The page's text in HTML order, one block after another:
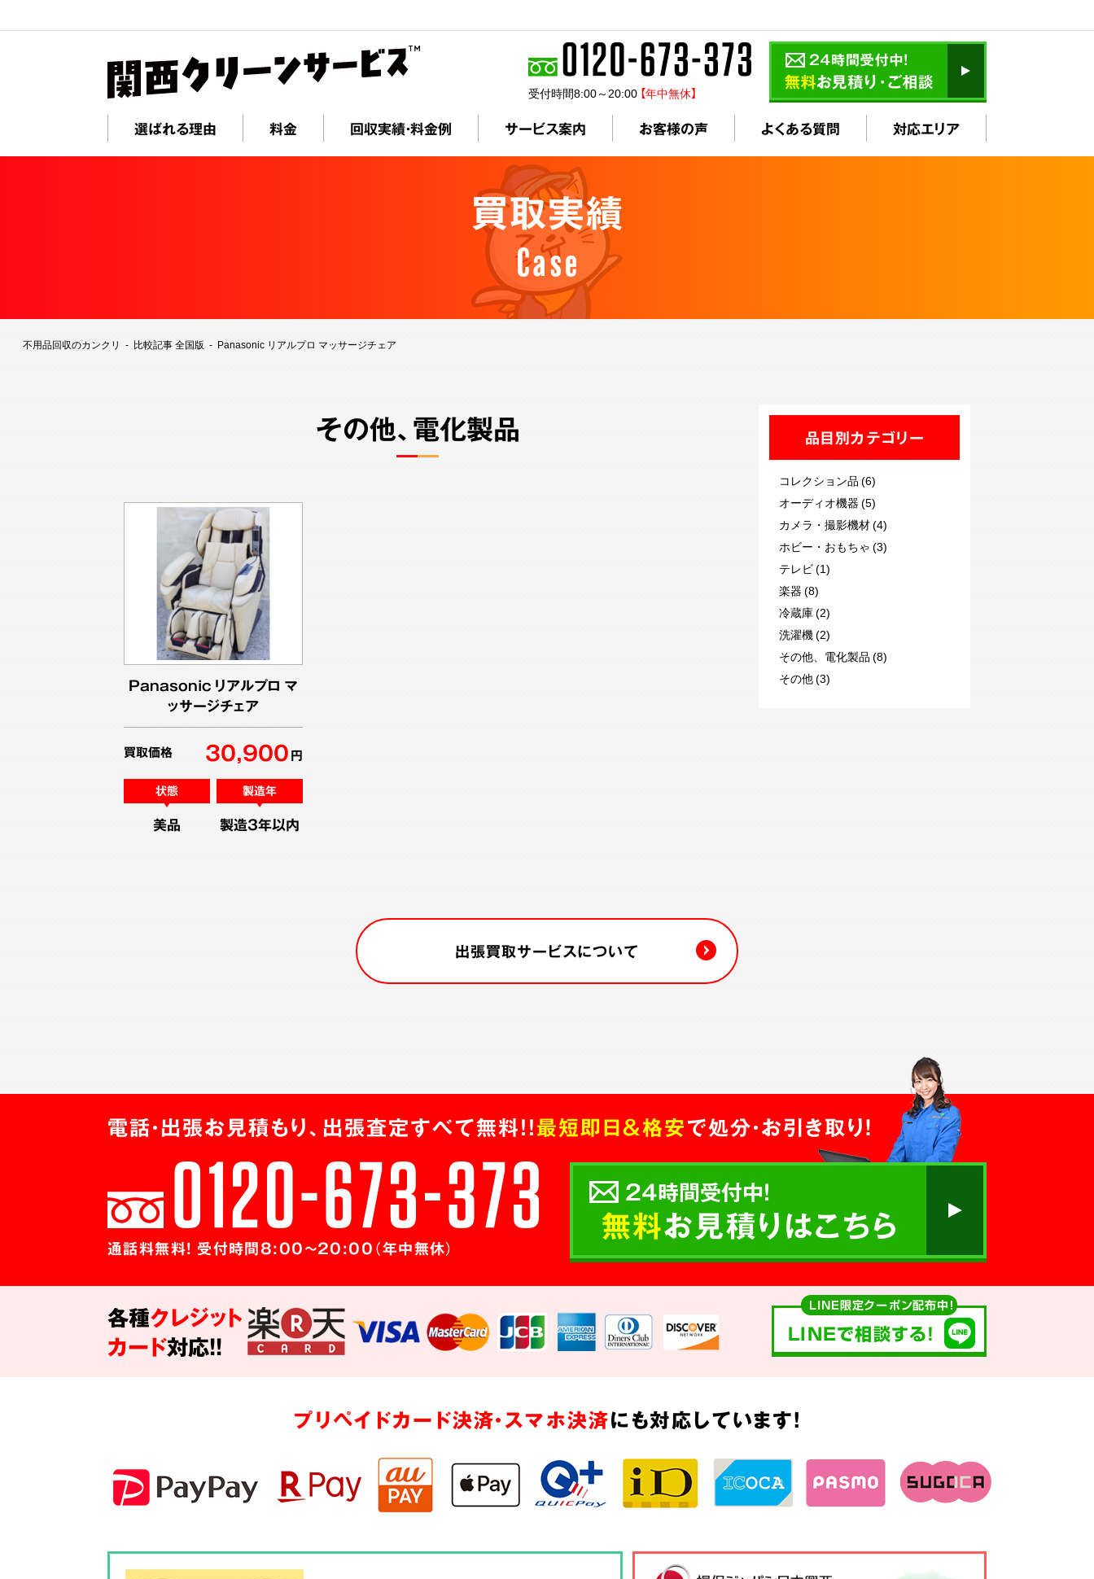
受付時間8:00～20:00 【年中無休】
選ばれる理由 料金 回収実績・料金例 サービス案内 お客様の声 よくある質問 対応エリア
買取実績
Case
不用品回収のカンクリ 比較記事 全国版 Panasonic リアルプロ マッサージチェア
その他、電化製品
Panasonic リアルプロ マ
ッサージチェア
買取価格 30,900円
状態
美品
製造年
製造3年以内
品目別カテゴリー
コレクション品 (6)
オーディオ機器 (5)
カメラ・撮影機材 (4)
ホビー・おもちゃ (3)
テレビ (1)
楽器 (8)
冷蔵庫 (2)
洗濯機 (2)
その他、電化製品 (8)
その他 (3)
出張買取サービスについて
電話・出張お見積もり、出張査定すべて無料!!最短即日＆格安で処分・お引き取り！
通話料無料! 受付時間8:00～20:00（年中無休）
24時間受付中!
無料お見積りはこちら
各種クレジット
カード対応!!
LINE限定クーポン配布中！
LINEで相談する!
プリペイドカード決済・スマホ決済にも対応しています!